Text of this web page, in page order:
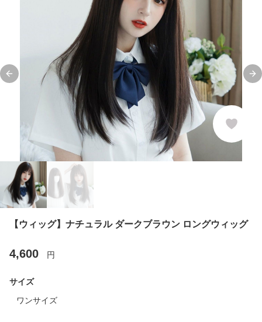
Previous slide
【ウィッグ】ナチュラル ダークブラウン ロングウィッグ
4,600 円
サイズ
ワンサイズ